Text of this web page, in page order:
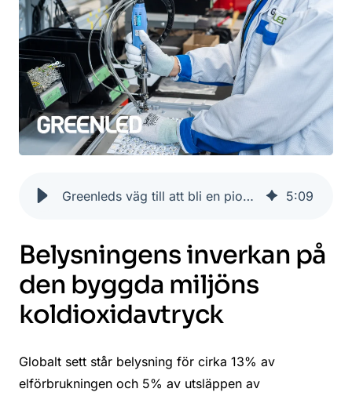
Greenleds väg till att bli en pionjär inom hållbar belysning 5:09
Belysningens inverkan på
den byggda miljöns
koldioxidavtryck
Globalt sett står belysning för cirka 13% av
elförbrukningen och 5% av utsläppen av